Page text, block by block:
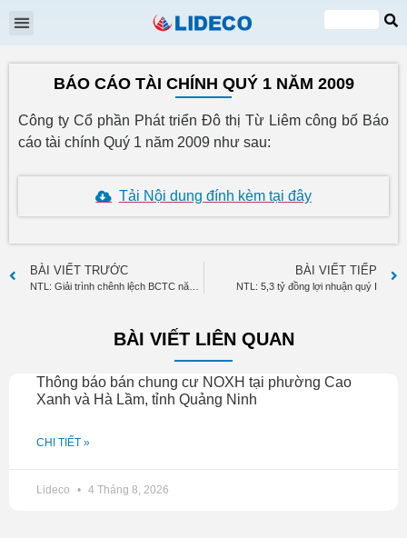
VI
EN
BÁO CÁO TÀI CHÍNH QUÝ 1 NĂM 2009
Công ty Cổ phần Phát triển Đô thị Từ Liêm công bố Báo
cáo tài chính Quý 1 năm 2009 như sau:
Tải Nội dung đính kèm tại đây
BÀI VIẾT TRƯỚC BÀI VIẾT TIẾP
NTL: 5,3 tỷ đồng lợi nhuận quý I
BÀI VIẾT LIÊN QUAN
Thông báo bán chung cư NOXH tại phường Cao
Xanh và Hà Lầm, tỉnh Quảng Ninh
CHI TIẾT »
Lideco 4 Tháng 8, 2026